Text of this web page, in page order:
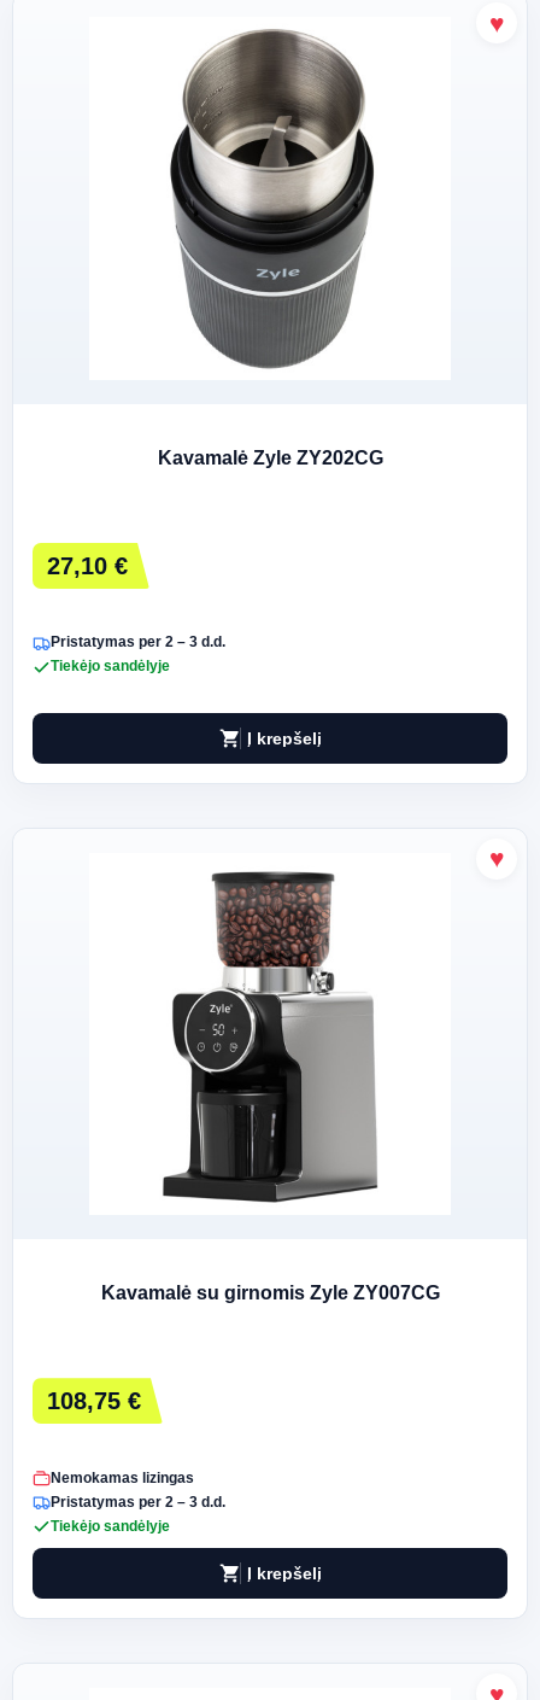
Kavamalė Zyle ZY202CG
27,10 €
Pristatymas per 2 – 3 d.d.
Tiekėjo sandėlyje
shopping_cart Į krepšelį
Kavamalė su girnomis Zyle ZY007CG
108,75 €
Nemokamas lizingas
Pristatymas per 2 – 3 d.d.
Tiekėjo sandėlyje
shopping_cart Į krepšelį